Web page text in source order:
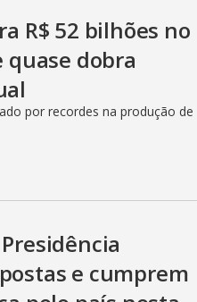
R$ 52 bilhões no
quase dobra
por recordes na produção de
e cumprem